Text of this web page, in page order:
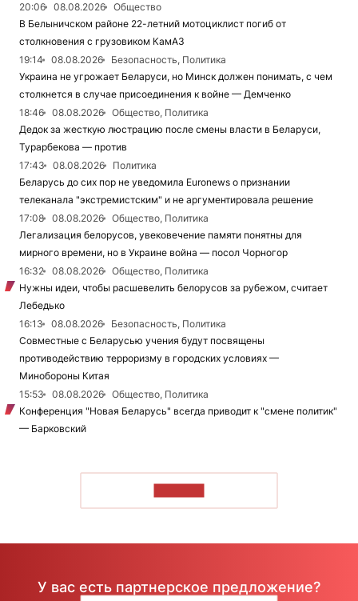
20:06
08.08.2026
Общество
В Белыничском районе 22-летний мотоциклист погиб от
столкновения с грузовиком КамАЗ
19:14
08.08.2026
Безопасность, Политика
Украина не угрожает Беларуси, но Минск должен понимать, с чем
столкнется в случае присоединения к войне — Демченко
18:46
08.08.2026
Общество, Политика
Дедок за жесткую люстрацию после смены власти в Беларуси,
Турарбекова — против
17:43
08.08.2026
Политика
Беларусь до сих пор не уведомила Euronews о признании
телеканала "экстремистским" и не аргументировала решение
17:08
08.08.2026
Общество, Политика
Легализация белорусов, увековечение памяти понятны для
мирного времени, но в Украине война — посол Чорногор
16:32
08.08.2026
Общество, Политика
Нужны идеи, чтобы расшевелить белорусов за рубежом, считает
Лебедько
16:13
08.08.2026
Безопасность, Политика
Совместные с Беларусью учения будут посвящены
противодействию терроризму в городских условиях —
Минобороны Китая
15:53
08.08.2026
Общество, Политика
Конференция "Новая Беларусь" всегда приводит к "смене политик"
— Барковский
У вас есть партнерское предложение?